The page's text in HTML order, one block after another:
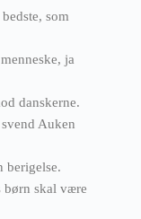
som
ja
danskerne.
Auken
berigelse.
børn skal være